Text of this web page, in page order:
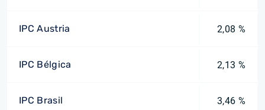
IPC Austria 2,08 %
IPC Bélgica 2,13 %
IPC Brasil 3,46 %